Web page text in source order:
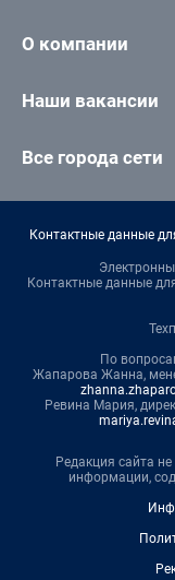
О компании
Наши вакансии
Все города сети
Контактные данные
Контактные данные
По
Жапарова Жанна,
Ревина Мария,
Редакция сайта не
информации,